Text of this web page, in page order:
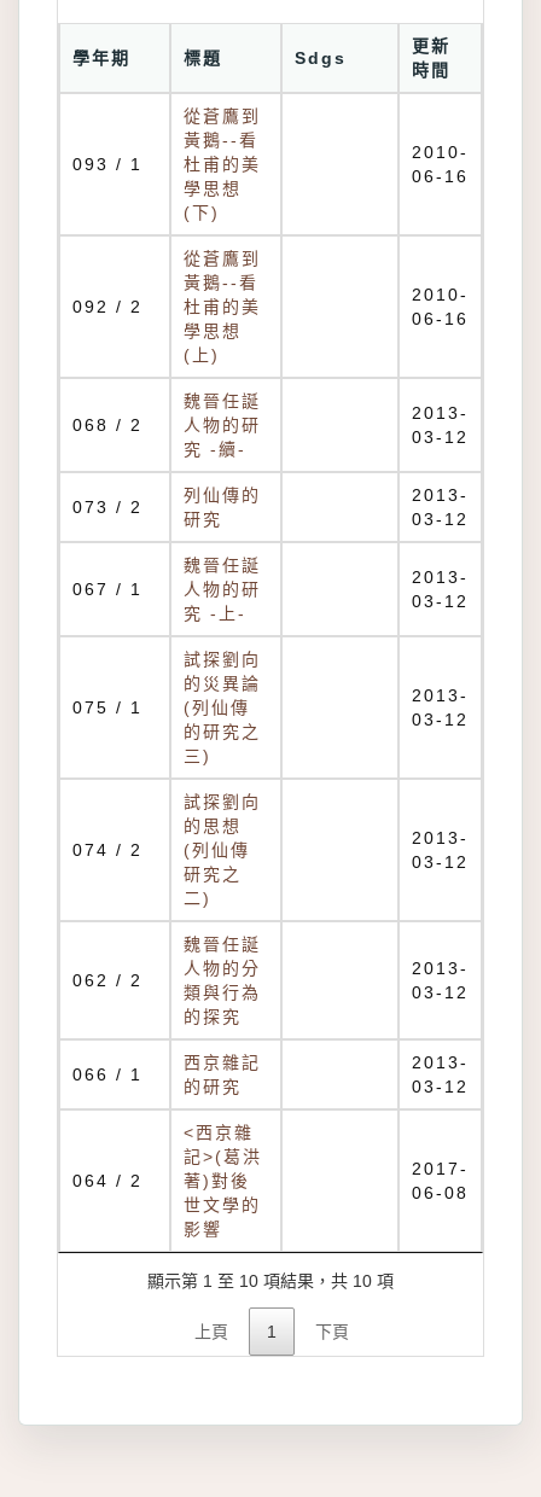
學年期 標題 Sdgs
更新
時間
093 / 1
從蒼鷹到
黃鵝--看
杜甫的美
學思想
(下)
2010-
06-16
092 / 2
從蒼鷹到
黃鵝--看
杜甫的美
學思想
(上)
2010-
06-16
068 / 2
魏晉任誕
人物的研
究 -續-
2013-
03-12
073 / 2
列仙傳的
研究
2013-
03-12
067 / 1
魏晉任誕
人物的研
究 -上-
2013-
03-12
075 / 1
試探劉向
的災異論
(列仙傳
的研究之
三)
2013-
03-12
074 / 2
試探劉向
的思想
(列仙傳
研究之
二)
2013-
03-12
062 / 2
魏晉任誕
人物的分
類與行為
的探究
2013-
03-12
066 / 1
西京雜記
的研究
2013-
03-12
064 / 2
<西京雜
記>(葛洪
著)對後
世文學的
影響
2017-
06-08
顯示第 1 至 10 項結果，共 10 項
上頁 1 下頁